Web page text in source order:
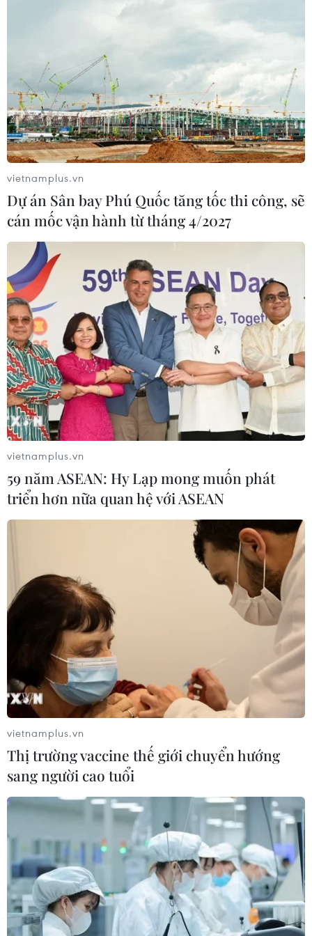
TIN CÙNG CHUYÊN MỤC
Thị trường vaccine thế giới chuyển
vietnamplus.vn
Dự án Sân bay Phú Quốc tăng tốc thi công, sẽ
cán mốc vận hành từ tháng 4/2027
vietnamplus.vn
59 năm ASEAN: Hy Lạp mong muốn phát
triển hơn nữa quan hệ với ASEAN
vietnamplus.vn
Thị trường vaccine thế giới chuyển hướng
sang người cao tuổi